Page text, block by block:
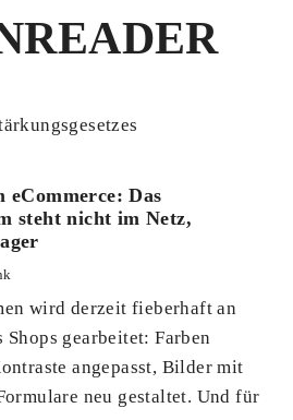
Das
steht nicht im Netz,
wird derzeit fieberhaft an
gearbeitet: Farben
angepasst, Bilder mit
neu gestaltet. Und für